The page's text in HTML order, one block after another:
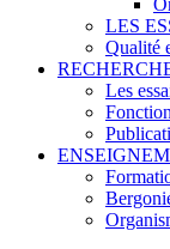
LES
Qualité
Les